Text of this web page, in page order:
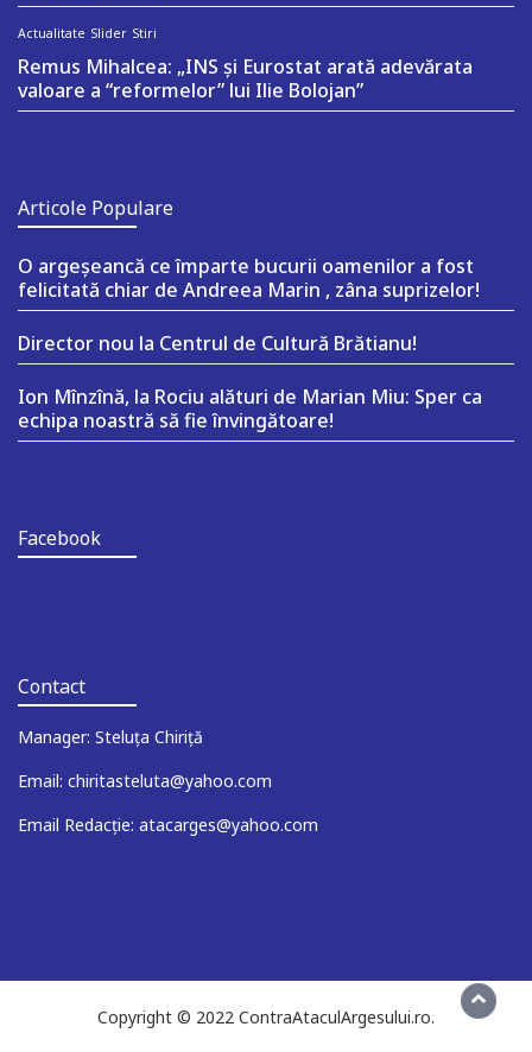
Actualitate Slider Stiri
Remus Mihalcea: „INS și Eurostat arată adevărata
valoare a “reformelor” lui Ilie Bolojan”
Articole Populare
O argeşeancă ce împarte bucurii oamenilor a fost
felicitată chiar de Andreea Marin , zâna suprizelor!
Director nou la Centrul de Cultură Brătianu!
Ion Mînzînă, la Rociu alături de Marian Miu: Sper ca
echipa noastră să fie învingătoare!
Facebook
Contact
Manager: Steluța Chiriță
Email: chiritasteluta@yahoo.com
Email Redacție: atacarges@yahoo.com
Copyright © 2022 ContraAtaculArgesului.ro.